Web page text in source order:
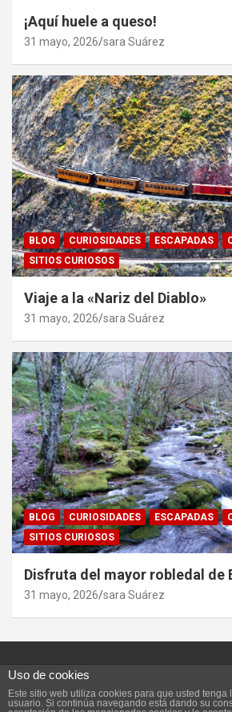
¡Aquí huele a queso!
31 mayo, 2026 sara Suárez
BLOG CURIOSIDADES ESCAPADAS
SITIOS CURIOSOS
Viaje a la «Nariz del Diablo»
31 mayo, 2026 sara Suárez
BLOG CURIOSIDADES ESCAPADAS
SITIOS CURIOSOS
Disfruta del mayor robledal de
31 mayo, 2026 sara Suárez
Copyright ©2026Vivefeliz :) Tema
Uso de cookies
Este sitio web utiliza cookies para que usted tenga
usuario. Si continúa navegando está dando su